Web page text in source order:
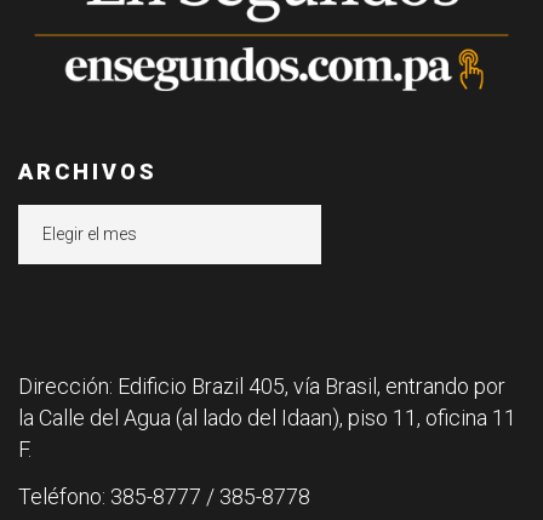
ARCHIVOS
Dirección: Edificio Brazil 405, vía Brasil, entrando por
la Calle del Agua (al lado del Idaan), piso 11, oficina 11
F.
Teléfono: 385-8777 / 385-8778